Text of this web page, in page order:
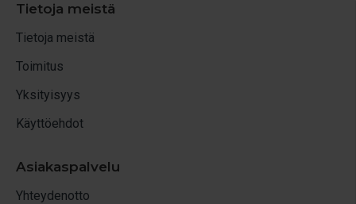
Tietoja meistä
Tietoja meistä
Toimitus
Yksityisyys
Käyttöehdot
Asiakaspalvelu
Yhteydenotto